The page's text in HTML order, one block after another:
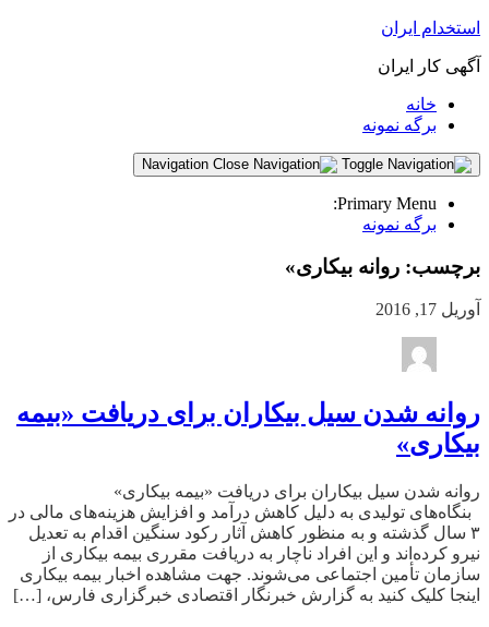
استخدام ایران
آگهی کار ایران
خانه
برگه نمونه
Primary Menu:
برگه نمونه
برچسب: روانه بیکاری»
آوریل 17, 2016
روانه شدن سیل بیکاران برای دریافت «بیمه
بیکاری»
روانه شدن سیل بیکاران برای دریافت «بیمه بیکاری»
بنگاه‌های تولیدی به دلیل کاهش درآمد و افزایش هزینه‌های مالی در
۳ سال گذشته و به منظور کاهش آثار رکود سنگین اقدام به تعدیل
نیرو کرده‌اند و این افراد ناچار به دریافت مقرری بیمه بیکاری از
سازمان تأمین اجتماعی می‌شوند. جهت مشاهده اخبار بیمه بیکاری
اینجا کلیک کنید به گزارش خبرنگار اقتصادی خبرگزاری فارس، […]